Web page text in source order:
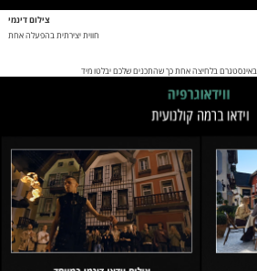
צילום דינמי
חווית יצירתית בהפעלה אחת
בלחיצה אחת כך שהתכנים שלכם יבלטו מיד